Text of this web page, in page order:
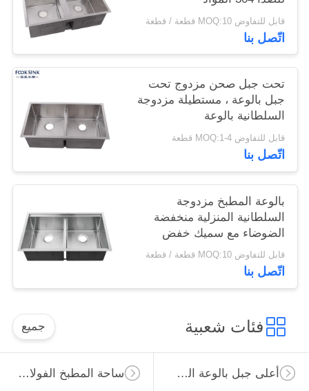
قابل للتفاوض MOQ:10 قطعة / قطعة
اتّصل بنا
تحت جبل صحن مزدوج تحت
جبل بالوعة ، مستطيلة مزدوجة
السلطانية بالوعة
قابل للتفاوض MOQ:1-4 قطعة
اتّصل بنا
بالوعة المطبخ مزدوجة
السلطانية المنزلية منخفضة
الضوضاء مع سميك خفض
الصوت وسادة
قابل للتفاوض MOQ:10 قطعة / قطعة
اتّصل بنا
فئات شعبية جميع
ساحة المطبخ الفولاذ المقاوم للصدأ بالوعة أعلى جبل بالوعة المطبخ الفولاذ المقاوم للصدأ